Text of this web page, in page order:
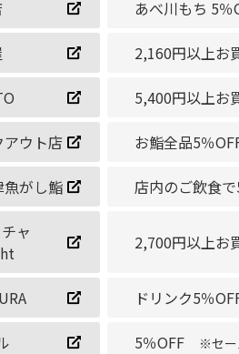
あべ川もち 5
2,160円以上
5,400円以上お
ウト店 お鮨全品5％
魚がし鮨 店内のご飲食
ャ
2,700円以上お
ドリンク5％
5％OFF ※セー